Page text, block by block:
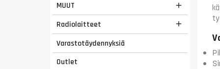
MUUT 
Radiolaitteet 
Varastotäydennyksiä
Outlet